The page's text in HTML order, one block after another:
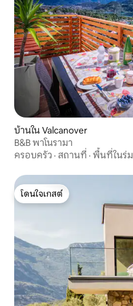
บ้านใน Valcanover
B&B พาโนรามา
ครอบครัว · สถานที่ · พื้นที่ในร่ม
โดนใจเกสต์
โดนใจเกสต์